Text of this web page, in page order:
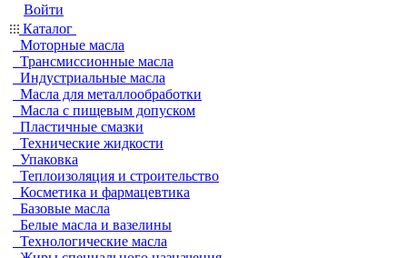
Войти
Каталог
Моторные масла
Трансмиссионные масла
Индустриальные масла
Масла для металлообработки
Масла с пищевым допуском
Пластичные смазки
Технические жидкости
Упаковка
Теплоизоляция и строительство
Косметика и фармацевтика
Базовые масла
Белые масла и вазелины
Технологические масла